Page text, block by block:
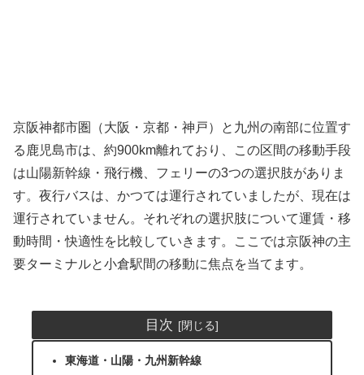
京阪神都市圏（大阪・京都・神戸）と九州の南部に位置す
る鹿児島市は、約900km離れており、この区間の移動手段
は山陽新幹線・飛行機、フェリーの3つの選択肢がありま
す。夜行バスは、かつては運行されていましたが、現在は
運行されていません。それぞれの選択肢について運賃・移
動時間・快適性を比較していきます。ここでは京阪神の主
要ターミナルと小倉駅間の移動に焦点を当てます。
目次
東海道・山陽・九州新幹線